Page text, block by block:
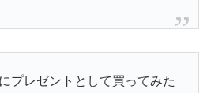
プレゼントとして買ってみた